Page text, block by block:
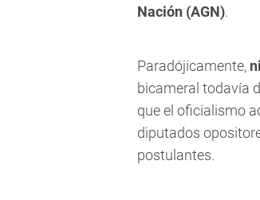
Nación (AGN).
Paradójicamente,
bicameral todavía
que el oficialismo
diputados
postulantes.